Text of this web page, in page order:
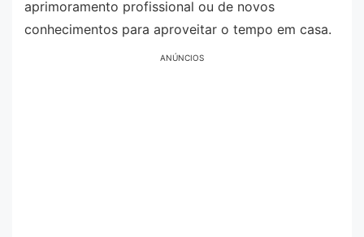
aprimoramento profissional ou de novos
conhecimentos para aproveitar o tempo em casa.
ANÚNCIOS